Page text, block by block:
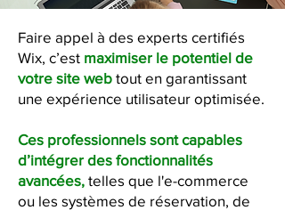
Faire appel à des experts certifiés
Wix, c’est maximiser le potentiel de
votre site web tout en garantissant
une expérience utilisateur optimisée.
Ces professionnels sont capables
d’intégrer des fonctionnalités
avancées, telles que l'e-commerce
ou les systèmes de réservation, de